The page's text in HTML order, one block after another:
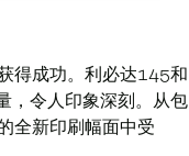
得成功。利必达145和
，令人印象深刻。从包
全新印刷幅面中受